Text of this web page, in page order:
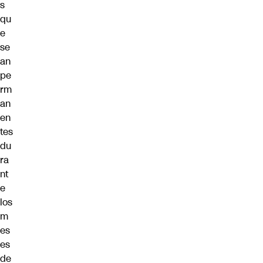
s
qu
e
se
an
pe
rm
an
en
tes
du
ra
nt
e
los
m
es
es
de